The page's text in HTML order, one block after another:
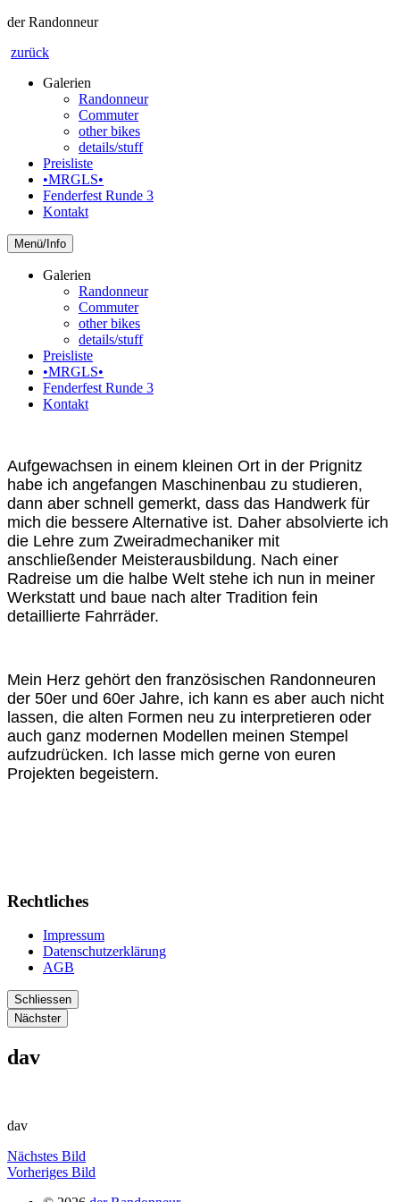
der Randonneur
zurück
Galerien
Randonneur
Commuter
other bikes
details/stuff
Preisliste
•MRGLS•
Fenderfest Runde 3
Kontakt
Info
Galerien
Randonneur
Commuter
other bikes
details/stuff
Preisliste
•MRGLS•
Fenderfest Runde 3
Kontakt
Aufgewachsen in einem kleinen Ort in der Prignitz
habe ich angefangen Maschinenbau zu studieren,
dann aber schnell gemerkt, dass das Handwerk für
mich die bessere Alternative ist. Daher absolvierte ich
die Lehre zum Zweiradmechaniker mit
anschließender Meisterausbildung. Nach einer
Radreise um die halbe Welt stehe ich nun in meiner
Werkstatt und baue nach alter Tradition fein
detaillierte Fahrräder.
Mein Herz gehört den französischen Randonneuren
der 50er und 60er Jahre, ich kann es aber auch nicht
lassen, die alten Formen neu zu interpretieren oder
auch ganz modernen Modellen meinen Stempel
aufzudrücken. Ich lasse mich gerne von euren
Projekten begeistern.
Rechtliches
Impressum
Datenschutzerklärung
AGB
Schliessen
Nächster
dav
dav
Nächstes Bild
Vorheriges Bild